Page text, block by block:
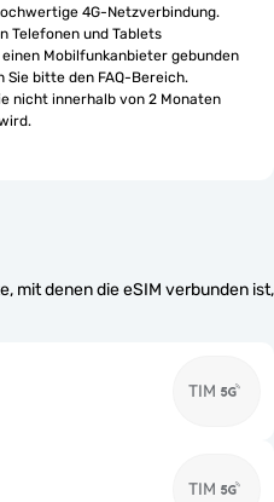
4G-Netzverbindung.
Telefonen und Tablets
Mobilfunkanbieter gebunden
Sie bitte den FAQ-Bereich.
nicht innerhalb von 2 Monaten
mit denen die eSIM verbunden ist,
TIM
TIM